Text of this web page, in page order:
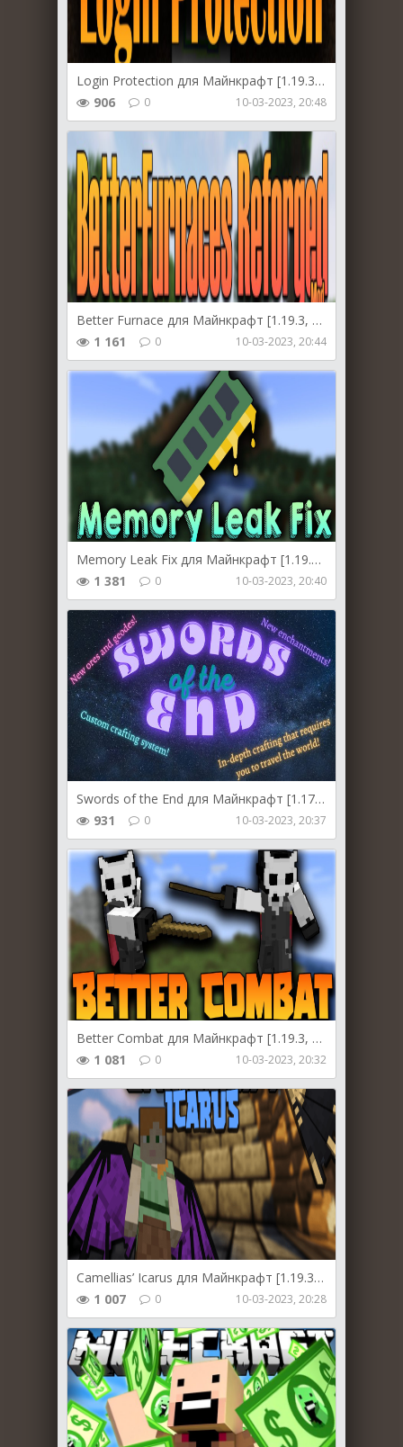
Login Protection для Майнкрафт [1.19.3, 1.19.2, 1.19.1]
906
0 10-03-2023, 20:48
Better Furnace для Майнкрафт [1.19.3, 1.19.2, 1.19.1]
1 161
0 10-03-2023, 20:44
Memory Leak Fix для Майнкрафт [1.19.3, 1.19.2, 1.19]
1 381
0 10-03-2023, 20:40
Swords of the End для Майнкрафт [1.17.1, 1.16.5]
931
0 10-03-2023, 20:37
Better Combat для Майнкрафт [1.19.3, 1.19.2, 1.18.2]
1 081
0 10-03-2023, 20:32
Camellias’ Icarus для Майнкрафт [1.19.3, 1.19.2, 1.19.1]
1 007
0 10-03-2023, 20:28